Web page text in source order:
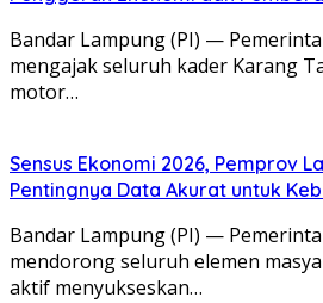
Bandar Lampung (PI) —
mengajak seluruh kader Karang
motor…
Sensus Ekonomi 2026, Pemprov
Pentingnya Data Akurat untuk
Bandar Lampung (PI) —
mendorong seluruh elemen
aktif menyukseskan…